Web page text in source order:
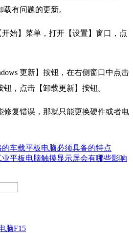
有问题的更新。
始】菜单，打开【设置】窗口，点
更新】按钮，在右侧窗口中点击
钮，点击【卸载更新】按钮。
修复错误，那就只能更换硬件或者电
的车载平板电脑必须具备的特点
业平板电脑触摸显示屏会有哪些影响
脑F15